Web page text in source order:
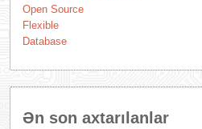
Open Source
Flexible
Database
Ən son axtarılanlar